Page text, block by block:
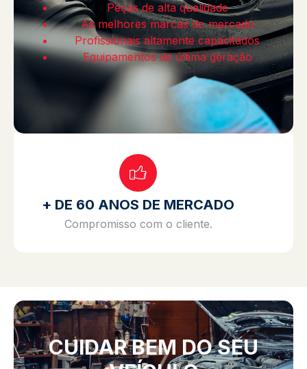
Peças de alta qualidade
As melhores marcas do mercado
Profissionais altamente capacitados
Equipamentos de última geração
+ DE 60 ANOS DE MERCADO
Compromisso com o cliente.
CUIDAR BEM DO SEU